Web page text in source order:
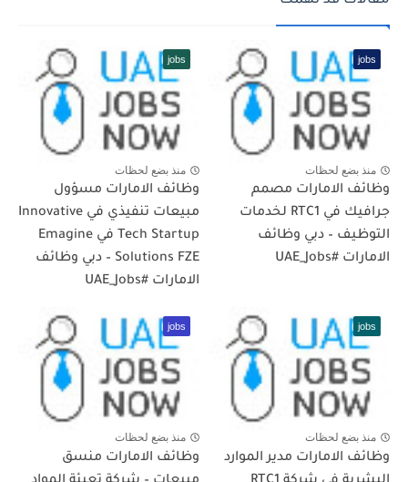
jobs
منذ بضع لحظات
وظائف الامارات مصمم
جرافيك في RTC1 لخدمات
التوظيف – دبي وظائف
الامارات #UAE_Jobs
jobs
منذ بضع لحظات
وظائف الامارات مسؤول
مبيعات تنفيذي في Innovative
Tech Startup في Emagine
Solutions FZE – دبي وظائف
الامارات #UAE_Jobs
jobs
منذ بضع لحظات
وظائف الامارات مدير الموارد
jobs
منذ بضع لحظات
وظائف الامارات منسق